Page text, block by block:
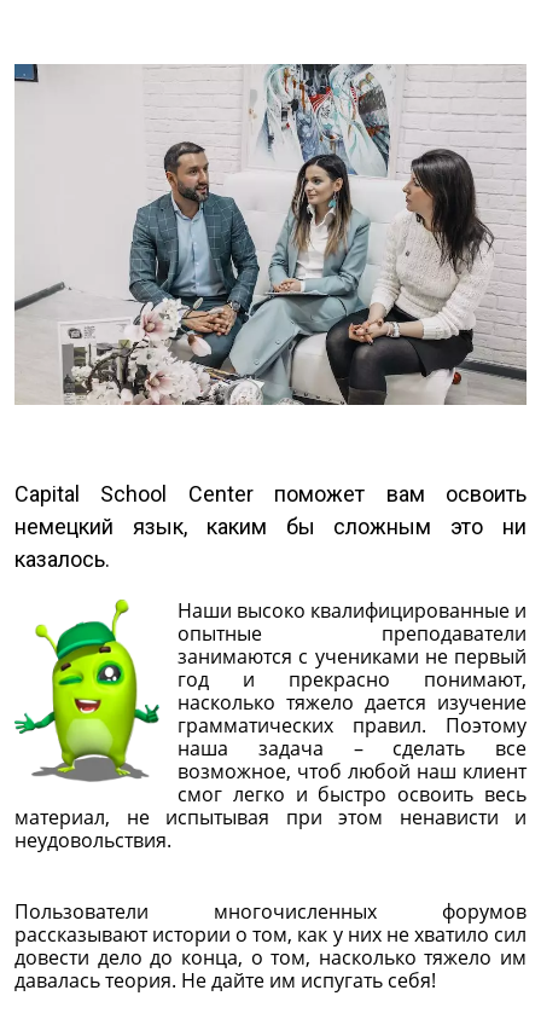
Capital School Center поможет вам освоить
немецкий язык, каким бы сложным это ни
казалось.
Наши высоко квалифицированные и
опытные преподаватели
занимаются с учениками не первый
год и прекрасно понимают,
насколько тяжело дается изучение
грамматических правил. Поэтому
наша задача – сделать все
возможное, чтоб любой наш клиент
смог легко и быстро освоить весь
материал, не испытывая при этом ненависти и
неудовольствия.
Пользователи многочисленных форумов
рассказывают истории о том, как у них не хватило сил
довести дело до конца, о том, насколько тяжело им
давалась теория. Не дайте им испугать себя!